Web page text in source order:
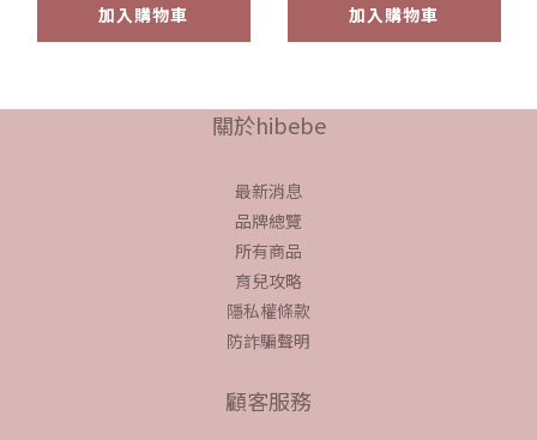
加入購物車 加入購物車
關於hibebe
最新消息
品牌總覽
所有商品
育兒攻略
隱私權條款
防詐騙聲明
顧客服務